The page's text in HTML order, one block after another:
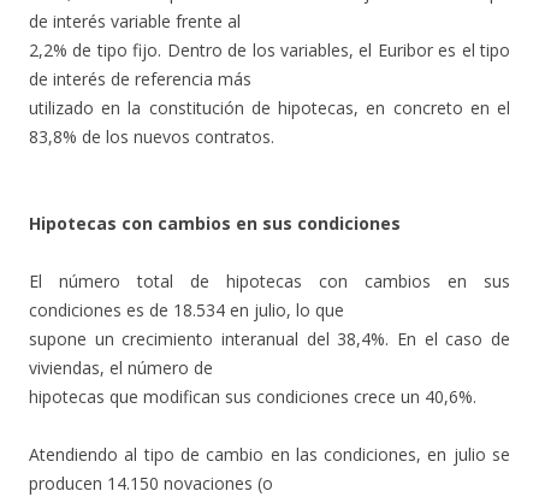
de interés variable frente al
2,2% de tipo fijo. Dentro de los variables, el Euribor es el tipo
de interés de referencia más
utilizado en la constitución de hipotecas, en concreto en el
83,8% de los nuevos contratos.
Hipotecas con cambios en sus condiciones
El número total de hipotecas con cambios en sus
condiciones es de 18.534 en julio, lo que
supone un crecimiento interanual del 38,4%. En el caso de
viviendas, el número de
hipotecas que modifican sus condiciones crece un 40,6%.
Atendiendo al tipo de cambio en las condiciones, en julio se
producen 14.150 novaciones (o